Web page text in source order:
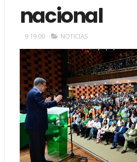
nacional
9:19:00 NOTICIAS